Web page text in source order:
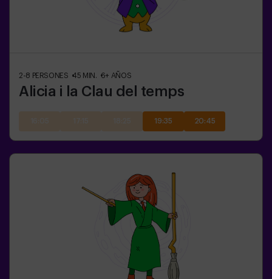
2-8 PERSONES 45 MIN. 6+ AÑOS
Alicia i la Clau del temps
19:35 20:45